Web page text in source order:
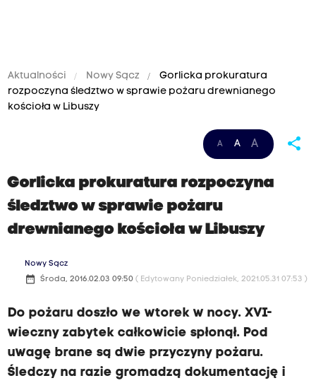
Aktualności Nowy Sącz
Gorlicka prokuratura
rozpoczyna śledztwo w sprawie pożaru drewnianego
kościoła w Libuszy
A A A share
Gorlicka prokuratura rozpoczyna
śledztwo w sprawie pożaru
drewnianego kościoła w Libuszy
Nowy Sącz
date_range Środa, 2016.02.03 09:50 ( Edytowany Poniedziałek, 2021.05.31 07:53 )
Do pożaru doszło we wtorek w nocy. XVI-
wieczny zabytek całkowicie spłonął. Pod
uwagę brane są dwie przyczyny pożaru.
Śledczy na razie gromadzą dokumentację i